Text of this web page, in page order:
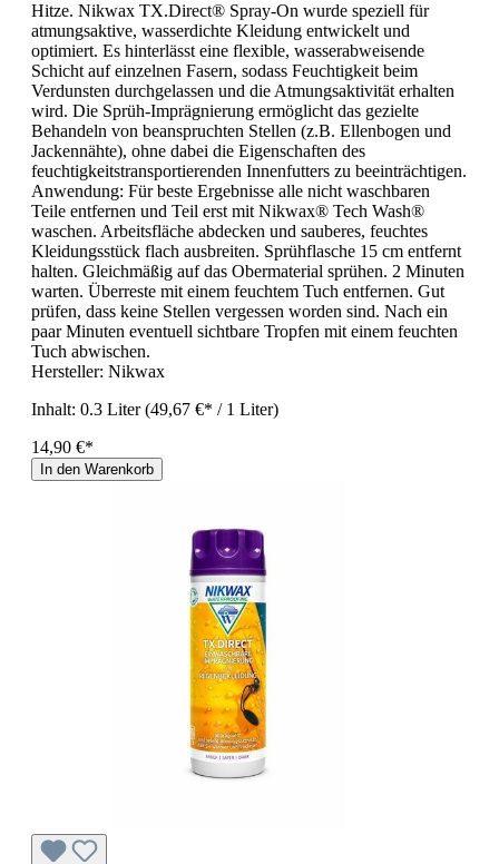
Hitze. Nikwax TX.Direct® Spray-On wurde speziell für
atmungsaktive, wasserdichte Kleidung entwickelt und
optimiert. Es hinterlässt eine flexible, wasserabweisende
Schicht auf einzelnen Fasern, sodass Feuchtigkeit beim
Verdunsten durchgelassen und die Atmungsaktivität erhalten
wird. Die Sprüh-Imprägnierung ermöglicht das gezielte
Behandeln von beanspruchten Stellen (z.B. Ellenbogen und
Jackennähte), ohne dabei die Eigenschaften des
feuchtigkeitstransportierenden Innenfutters zu beeinträchtigen.
Anwendung: Für beste Ergebnisse alle nicht waschbaren
Teile entfernen und Teil erst mit Nikwax® Tech Wash®
waschen. Arbeitsfläche abdecken und sauberes, feuchtes
Kleidungsstück flach ausbreiten. Sprühflasche 15 cm entfernt
halten. Gleichmäßig auf das Obermaterial sprühen. 2 Minuten
warten. Überreste mit einem feuchtem Tuch entfernen. Gut
prüfen, dass keine Stellen vergessen worden sind. Nach ein
paar Minuten eventuell sichtbare Tropfen mit einem feuchten
Tuch abwischen.
Hersteller: Nikwax
Inhalt: 0.3 Liter(49,67 €* / 1 Liter)
14,90 €*
In den Warenkorb